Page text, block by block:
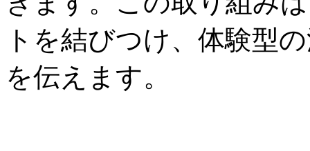
トを結びつけ、体験型
を伝えます。